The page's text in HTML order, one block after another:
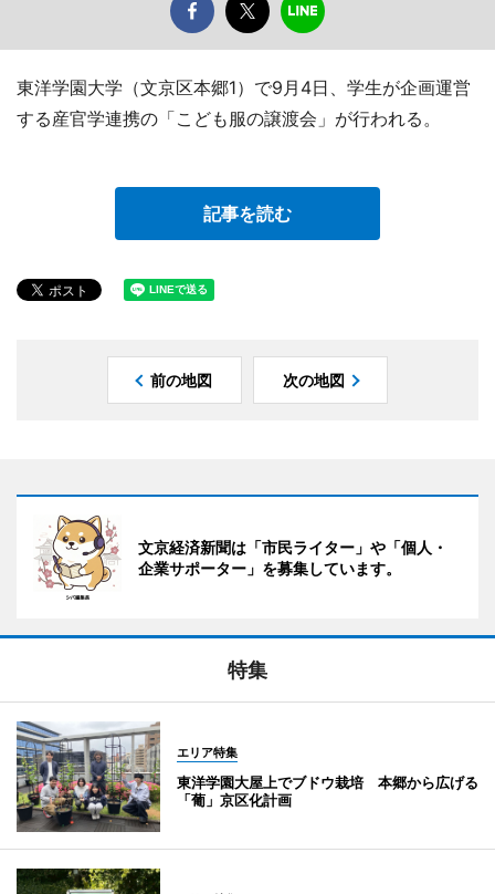
東洋学園大学（文京区本郷1）で9月4日、学生が企画運営
する産官学連携の「こども服の譲渡会」が行われる。
記事を読む
前の地図 次の地図
文京経済新聞は「市民ライター」や「個人・
企業サポーター」を募集しています。
特集
エリア特集
東洋学園大屋上でブドウ栽培 本郷から広げる
「葡」京区化計画